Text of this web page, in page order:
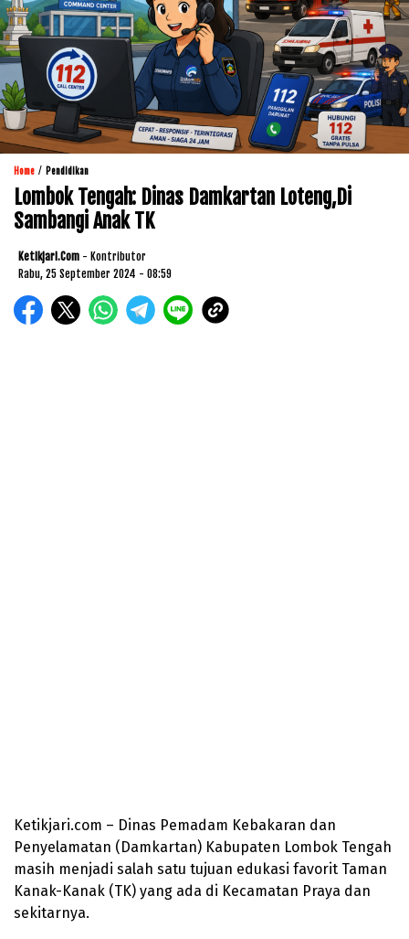
Home / Pendidikan
Lombok Tengah: Dinas Damkartan Loteng,Di
Sambangi Anak TK
Ketikjari.com - Kontributor
Rabu, 25 September 2024 - 08:59
Ketikjari.com – Dinas Pemadam Kebakaran dan
Penyelamatan (Damkartan) Kabupaten Lombok Tengah
masih menjadi salah satu tujuan edukasi favorit Taman
Kanak-Kanak (TK) yang ada di Kecamatan Praya dan
sekitarnya.